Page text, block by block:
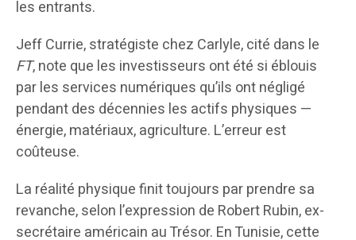
les entrants.
Jeff Currie, stratégiste chez Carlyle, cité dans le
FT, note que les investisseurs ont été si éblouis
par les services numériques qu’ils ont négligé
pendant des décennies les actifs physiques —
énergie, matériaux, agriculture. L’erreur est
coûteuse.
La réalité physique finit toujours par prendre sa
revanche, selon l’expression de Robert Rubin, ex-
secrétaire américain au Trésor. En Tunisie, cette